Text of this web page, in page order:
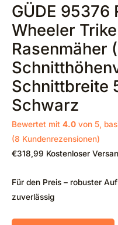
GÜDE 95376
Wheeler
Rasenmäher
Schnittbreite
Schwarz
Bewertet mit 4.0 von 5,
(8 Kundenrezensionen)
€318,99 Kostenloser
Für den Preis – robuster
zuverlässig